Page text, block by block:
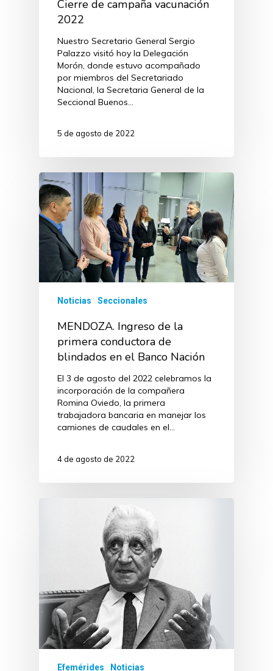
Cierre de campaña vacunación
2022
Nuestro Secretario General Sergio
Palazzo visitó hoy la Delegación
Morón, donde estuvo acompañado
por miembros del Secretariado
Nacional, la Secretaria General de la
Seccional Buenos…
5 de agosto de 2022
Noticias Seccionales
MENDOZA. Ingreso de la
primera conductora de
blindados en el Banco Nación
El 3 de agosto del 2022 celebramos la
incorporación de la compañera
Romina Oviedo, la primera
trabajadora bancaria en manejar los
camiones de caudales en el…
4 de agosto de 2022
Efemérides Noticias